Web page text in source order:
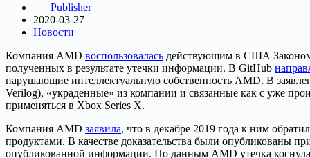
Publisher
2020-03-27
Новости
Компания AMD воспользовалась действующим в США Законом
полученных в результате утечки информации. В GitHub
нарушающие интеллектуальную собственность AMD. В
Verilog), «украденные» из компании и связанные как с уже
применяться в Xbox Series X.
Компания AMD заявила, что в декабре 2019 года к ним
продуктами. В качестве доказательства были опубликованы
опубликованной информации. По данным AMD утечка